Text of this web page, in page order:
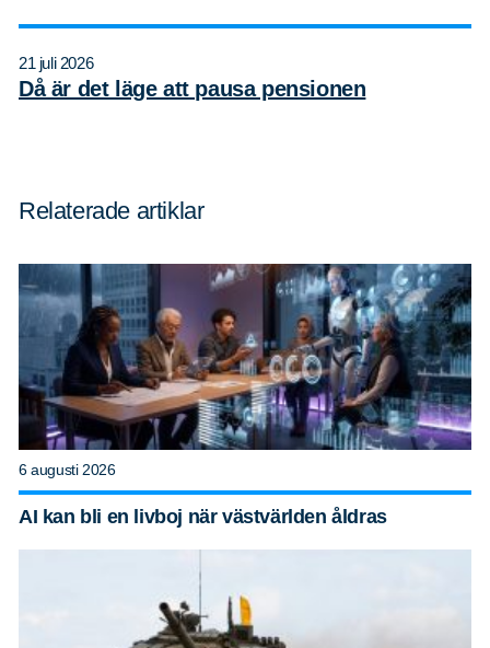
21 juli 2026
Då är det läge att pausa pensionen
Relaterade artiklar
6 augusti 2026
AI kan bli en livboj när västvärlden åldras